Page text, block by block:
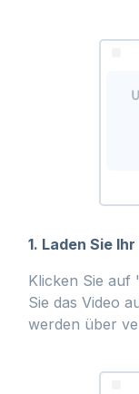
1. Laden Sie
Klicken Sie auf
Sie das Video
werden über